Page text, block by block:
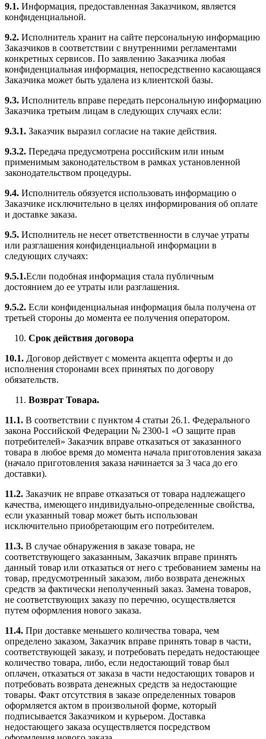
9.1. Информация, предоставленная Заказчиком, является
конфиденциальной.
9.2. Исполнитель хранит на сайте персональную информацию
Заказчиков в соответствии с внутренними регламентами
конкретных сервисов. По заявлению Заказчика любая
конфиденциальная информация, непосредственно касающаяся
Заказчика может быть удалена из клиентской базы.
9.3. Исполнитель вправе передать персональную информацию
Заказчика третьим лицам в следующих случаях если:
9.3.1. Заказчик выразил согласие на такие действия.
9.3.2. Передача предусмотрена российским или иным
применимым законодательством в рамках установленной
законодательством процедуры.
9.4. Исполнитель обязуется использовать информацию о
Заказчике исключительно в целях информирования об оплате
и доставке заказа.
9.5. Исполнитель не несет ответственности в случае утраты
или разглашения конфиденциальной информации в
следующих случаях:
9.5.1.Если подобная информация стала публичным
достоянием до ее утраты или разглашения.
9.5.2. Если конфиденциальная информация была получена от
третьей стороны до момента ее получения оператором.
Срок действия договора
10.1. Договор действует с момента акцепта оферты и до
исполнения сторонами всех принятых по договору
обязательств.
Возврат Товара.
11.1. В соответствии с пунктом 4 статьи 26.1. Федерального
закона Российской Федерации № 2300-1 «О защите прав
потребителей» Заказчик вправе отказаться от заказанного
товара в любое время до момента начала приготовления заказа
(начало приготовления заказа начинается за 3 часа до его
доставки).
11.2. Заказчик не вправе отказаться от товара надлежащего
качества, имеющего индивидуально-определенные свойства,
если указанный товар может быть использован
исключительно приобретающим его потребителем.
11.3. В случае обнаружения в заказе товара, не
соответствующего заказанным, Заказчик вправе принять
данный товар или отказаться от него с требованием замены на
товар, предусмотренный заказом, либо возврата денежных
средств за фактически неполученный заказ. Замена товаров,
не соответствующих заказу по перечню, осуществляется
путем оформления нового заказа.
11.4. При доставке меньшего количества товара, чем
определено заказом, Заказчик вправе принять товар в части,
соответствующей заказу, и потребовать передать недостающее
количество товара, либо, если недостающий товар был
оплачен, отказаться от заказа в части недостающих товаров и
потребовать возврата денежных средств за недостающие
товары. Факт отсутствия в заказе определенных товаров
оформляется актом в произвольной форме, который
подписывается Заказчиком и курьером. Доставка
недостающего заказа осуществляется посредством